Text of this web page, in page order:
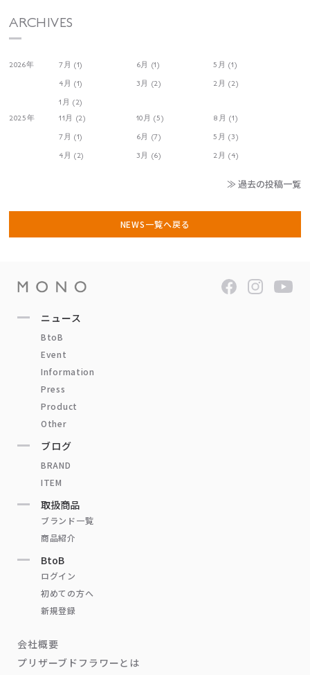
ARCHIVES
2026年 7月 (1) 6月 (1)
5月 (1)
4月 (1)
3月 (2)
2月 (2)
1月 (2)
2025年
11月 (2) 10月 (5)
8月 (1)
7月 (1)
6月 (7)
5月 (3)
4月 (2)
3月 (6) 2月 (4)
≫ 過去の投稿一覧
NEWS一覧へ戻る
ニュース
BtoB
Event
Information
Press
Product
Other
ブログ
BRAND
ITEM
取扱商品
ブランド一覧
商品紹介
BtoB
ログイン
初めての方へ
新規登録
会社概要
プリザーブドフラワーとは